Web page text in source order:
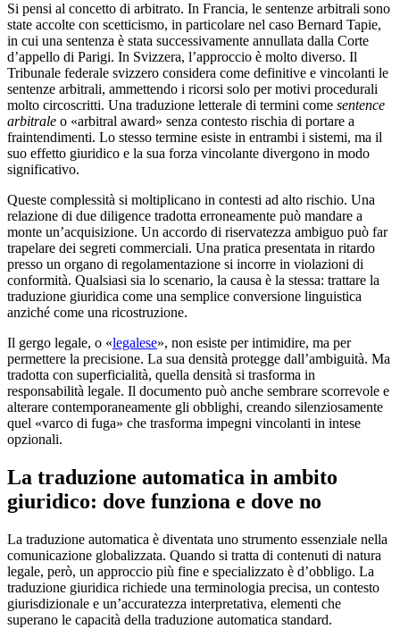
Si pensi al concetto di arbitrato. In Francia, le sentenze arbitrali sono
state accolte con scetticismo, in particolare nel caso Bernard Tapie,
in cui una sentenza è stata successivamente annullata dalla Corte
d’appello di Parigi. In Svizzera, l’approccio è molto diverso. Il
Tribunale federale svizzero considera come definitive e vincolanti le
sentenze arbitrali, ammettendo i ricorsi solo per motivi procedurali
molto circoscritti. Una traduzione letterale di termini come sentence
arbitrale o «arbitral award» senza contesto rischia di portare a
fraintendimenti. Lo stesso termine esiste in entrambi i sistemi, ma il
suo effetto giuridico e la sua forza vincolante divergono in modo
significativo.
Queste complessità si moltiplicano in contesti ad alto rischio. Una
relazione di due diligence tradotta erroneamente può mandare a
monte un’acquisizione. Un accordo di riservatezza ambiguo può far
trapelare dei segreti commerciali. Una pratica presentata in ritardo
presso un organo di regolamentazione si incorre in violazioni di
conformità. Qualsiasi sia lo scenario, la causa è la stessa: trattare la
traduzione giuridica come una semplice conversione linguistica
anziché come una ricostruzione.
Il gergo legale, o «legalese», non esiste per intimidire, ma per
permettere la precisione. La sua densità protegge dall’ambiguità. Ma
tradotta con superficialità, quella densità si trasforma in
responsabilità legale. Il documento può anche sembrare scorrevole e
alterare contemporaneamente gli obblighi, creando silenziosamente
quel «varco di fuga» che trasforma impegni vincolanti in intese
opzionali.
La traduzione automatica in ambito
giuridico: dove funziona e dove no
La traduzione automatica è diventata uno strumento essenziale nella
comunicazione globalizzata. Quando si tratta di contenuti di natura
legale, però, un approccio più fine e specializzato è d’obbligo. La
traduzione giuridica richiede una terminologia precisa, un contesto
giurisdizionale e un’accuratezza interpretativa, elementi che
superano le capacità della traduzione automatica standard.